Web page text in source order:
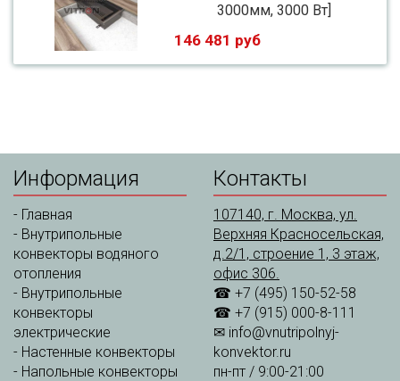
3000мм, 3000 Вт]
146 481 руб
Информация
- Главная
- Внутрипольные
конвекторы водяного
отопления
- Внутрипольные
конвекторы
электрические
- Настенные конвекторы
- Напольные конвекторы
Контакты
107140, г. Москва, ул.
Верхняя Красносельская,
д.2/1, строение 1, 3 этаж,
офис 306.
☎ +7 (495) 150-52-58
☎ +7 (915) 000-8-111
✉ info@vnutripolnyj-
konvektor.ru
пн-пт / 9:00-21:00